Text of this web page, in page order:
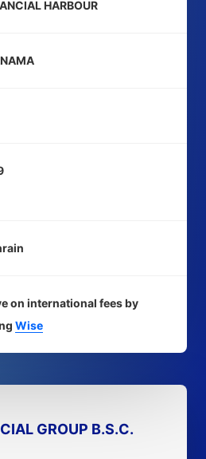
HARBOUR
on international fees by
Wise
GROUP B.S.C.